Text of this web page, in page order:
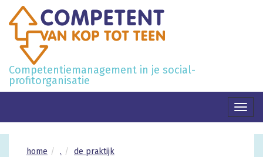
Competentiemanagement in je social-
profitorganisatie
home .
de praktijk